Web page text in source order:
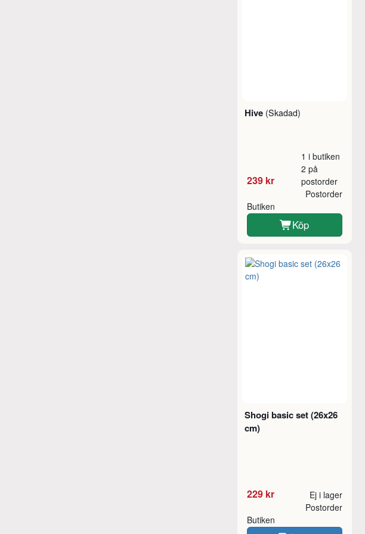
Hive (Skadad)
239 kr
1 i butiken
2 på
postorder
Butiken
Postorder
Köp
Shogi basic set (26x26
cm)
229 kr Ej i lager
Butiken
Postorder